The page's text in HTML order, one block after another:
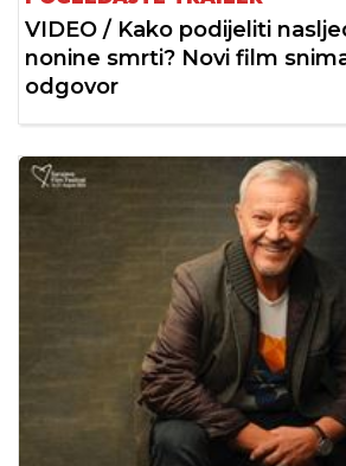
VIDEO / Kako podijeliti
nonine smrti? Novi film
odgovor